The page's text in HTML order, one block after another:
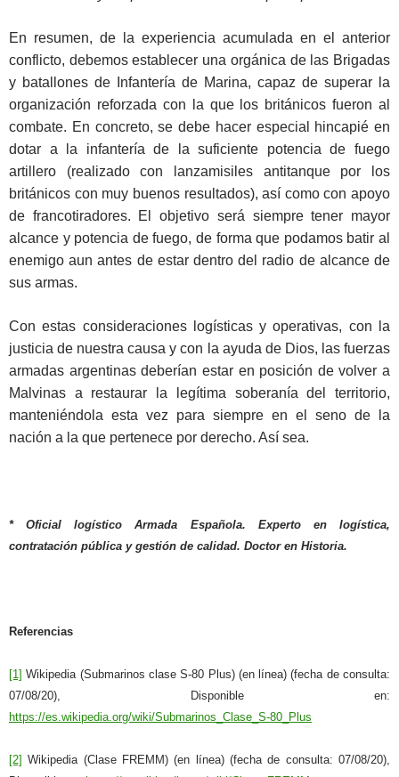
En resumen, de la experiencia acumulada en el anterior
conflicto, debemos establecer una orgánica de las Brigadas
y batallones de Infantería de Marina, capaz de superar la
organización reforzada con la que los británicos fueron al
combate. En concreto, se debe hacer especial hincapié en
dotar a la infantería de la suficiente potencia de fuego
artillero (realizado con lanzamisiles antitanque por los
británicos con muy buenos resultados), así como con apoyo
de francotiradores. El objetivo será siempre tener mayor
alcance y potencia de fuego, de forma que podamos batir al
enemigo aun antes de estar dentro del radio de alcance de
sus armas.
Con estas consideraciones logísticas y operativas, con la
justicia de nuestra causa y con la ayuda de Dios, las fuerzas
armadas argentinas deberían estar en posición de volver a
Malvinas a restaurar la legítima soberanía del territorio,
manteniéndola esta vez para siempre en el seno de la
nación a la que pertenece por derecho. Así sea.
* Oficial logístico Armada Española. Experto en logística,
contratación pública y gestión de calidad. Doctor en Historia.
Referencias
[1] Wikipedia (Submarinos clase S-80 Plus) (en línea) (fecha de consulta:
07/08/20), Disponible en:
https://es.wikipedia.org/wiki/Submarinos_Clase_S-80_Plus
[2] Wikipedia (Clase FREMM) (en línea) (fecha de consulta: 07/08/20),